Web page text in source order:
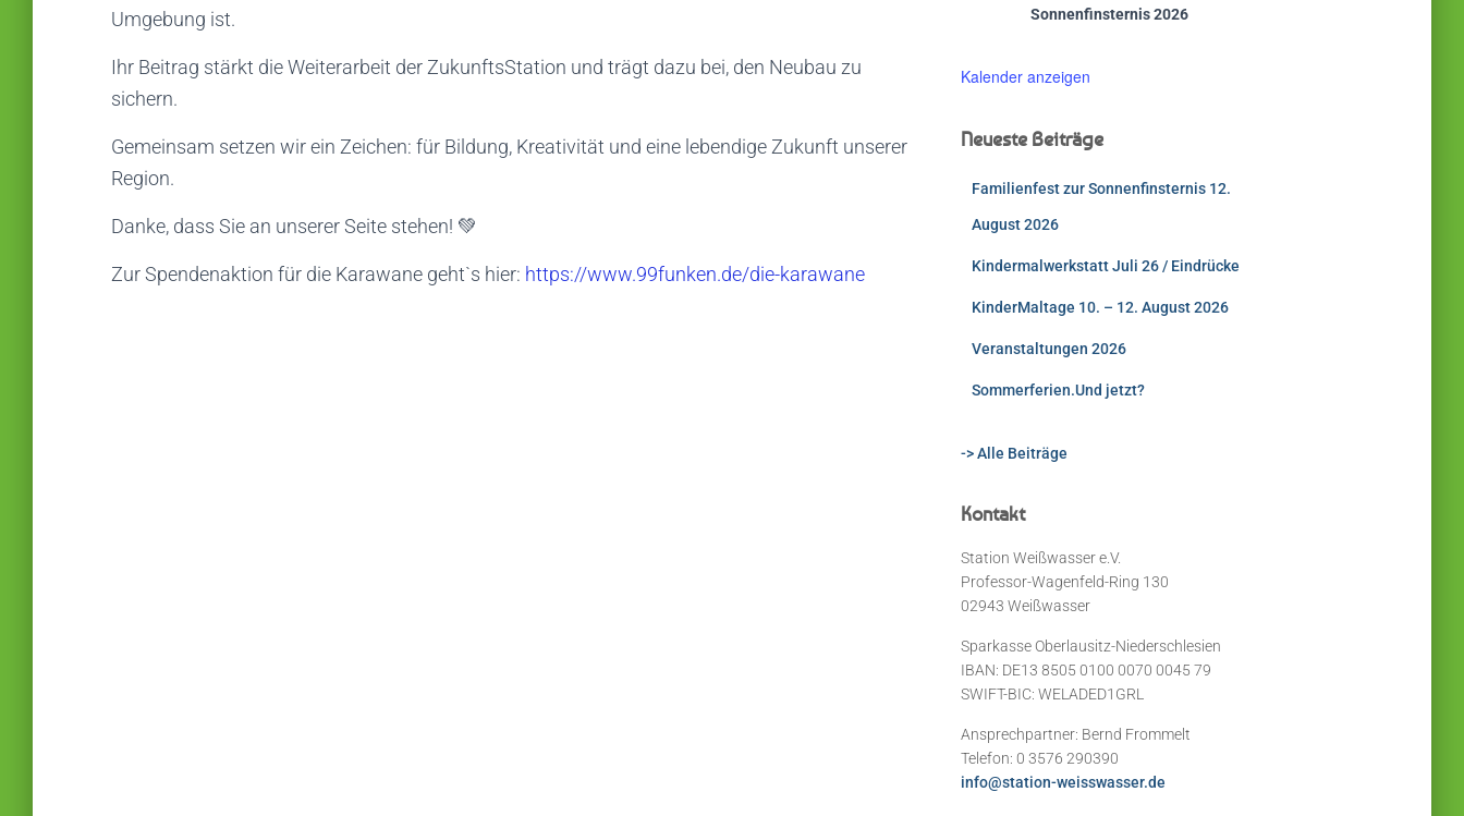
Umgebung ist.
Ihr Beitrag stärkt die Weiterarbeit der ZukunftsStation und trägt dazu bei, den Neubau zu
sichern.
Gemeinsam setzen wir ein Zeichen: für Bildung, Kreativität und eine lebendige Zukunft unserer
Region.
Danke, dass Sie an unserer Seite stehen! 💚
Zur Spendenaktion für die Karawane geht`s hier: https://www.99funken.de/die-karawane
Sonnenfinsternis 2026
Kalender anzeigen
Neueste Beiträge
Familienfest zur Sonnenfinsternis 12.
August 2026
Kindermalwerkstatt Juli 26 / Eindrücke
KinderMaltage 10. – 12. August 2026
Veranstaltungen 2026
Sommerferien.Und jetzt?
-> Alle Beiträge
Kontakt
Station Weißwasser e.V.
Professor-Wagenfeld-Ring 130
02943 Weißwasser
Sparkasse Oberlausitz-Niederschlesien
IBAN: DE13 8505 0100 0070 0045 79
SWIFT-BIC: WELADED1GRL
Ansprechpartner: Bernd Frommelt
Telefon: 0 3576 290390
info@station-weisswasser.de